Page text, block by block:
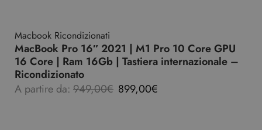
Macbook Ricondizionati
MacBook Pro 16″ 2021 | M1 Pro 10 Core GPU
16 Core | Ram 16Gb | Tastiera internazionale –
Ricondizionato
A partire da: 949,00€ 899,00€